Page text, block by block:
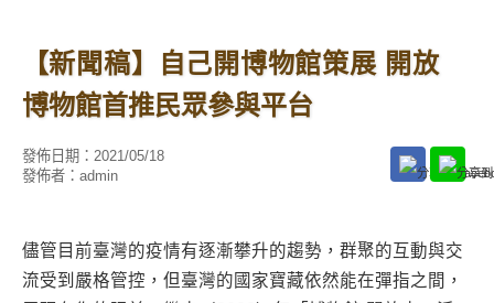
【新聞稿】自己開博物館策展 開放
博物館首推民眾參與平台
發佈日期： 2021/05/18
發佈者： admin
儘管目前臺灣的疫情有逐漸攀升的趨勢，群聚的互動與交
流受到嚴格管控，但臺灣的國家寶藏依然能在彈指之間，